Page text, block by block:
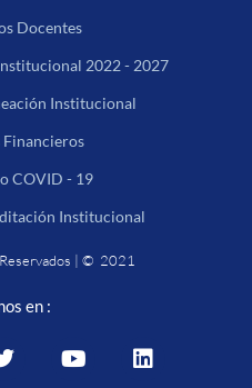
Docentes
2022 - 2027
Institucional
Financieros
COVID - 19
Institucional
| © 2021
en :